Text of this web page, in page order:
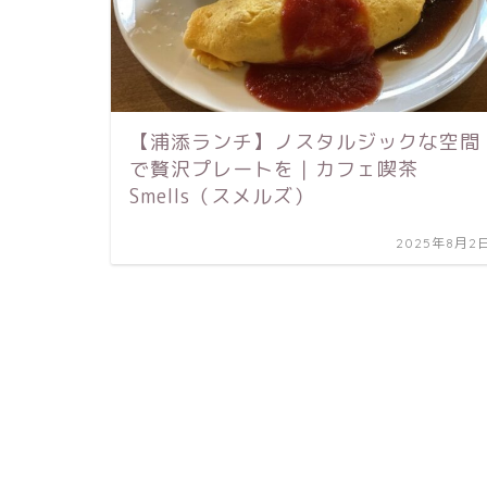
【浦添ランチ】ノスタルジックな空間
で贅沢プレートを｜カフェ喫茶
Smells（スメルズ）
2025年8月2